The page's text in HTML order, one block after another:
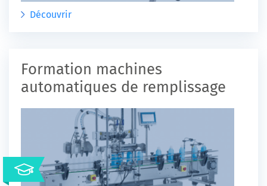
Découvrir
Formation machines
automatiques de remplissage